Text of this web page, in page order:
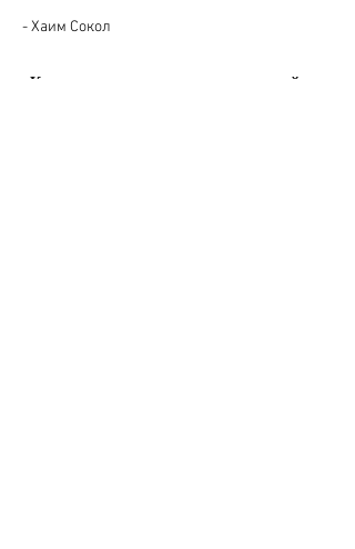
- Хаим Сокол
«Когда подоконник сливается с линией